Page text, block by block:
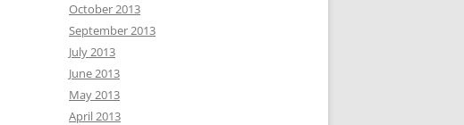
October 2013
September 2013
July 2013
June 2013
May 2013
April 2013